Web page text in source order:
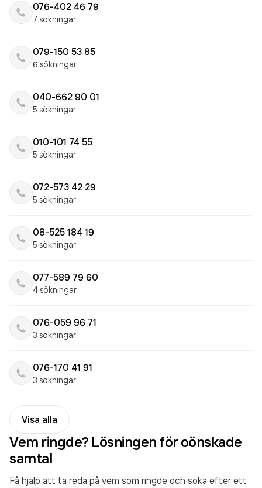
076-402 46 79
7 sökningar
079-150 53 85
6 sökningar
040-662 90 01
5 sökningar
010-101 74 55
5 sökningar
072-573 42 29
5 sökningar
08-525 184 19
5 sökningar
077-589 79 60
4 sökningar
076-059 96 71
3 sökningar
076-170 41 91
3 sökningar
Visa alla
Vem ringde? Lösningen för oönskade
samtal
Få hjälp att ta reda på vem som ringde och söka efter ett